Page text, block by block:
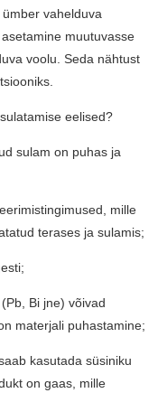
vahelduva
muutuvasse
voolu. Seda nähtust
eelised?
sulam on puhas ja
mille
terases ja sulamis;
Bi jne) võivad
materjali puhastamine;
kasutada süsiniku
on gaas, mille